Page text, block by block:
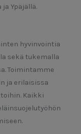
Ypäjällä.
hyvinvointia
sekä tukemalla
Toimintamme
ja erilaisissa
Kaikki